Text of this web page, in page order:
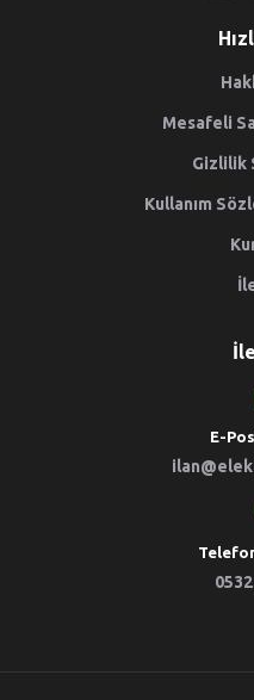
Mesafeli
Gizlilik
Kullanım
E-